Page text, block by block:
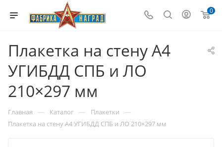
0
Плакетка на стену А4
УГИБДД СПБ и ЛО
210×297 мм
Главная — Каталог — Плакетки —
Плакетка на стену А4 УГИБДД СПБ и ЛО 210×297 мм